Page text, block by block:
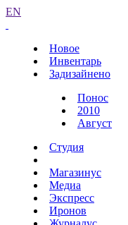
EN
Новое
Инвентарь
Задизайнено
Понос
2010
Август
Студия
Магазинус
Медиа
Экспресс
Иронов